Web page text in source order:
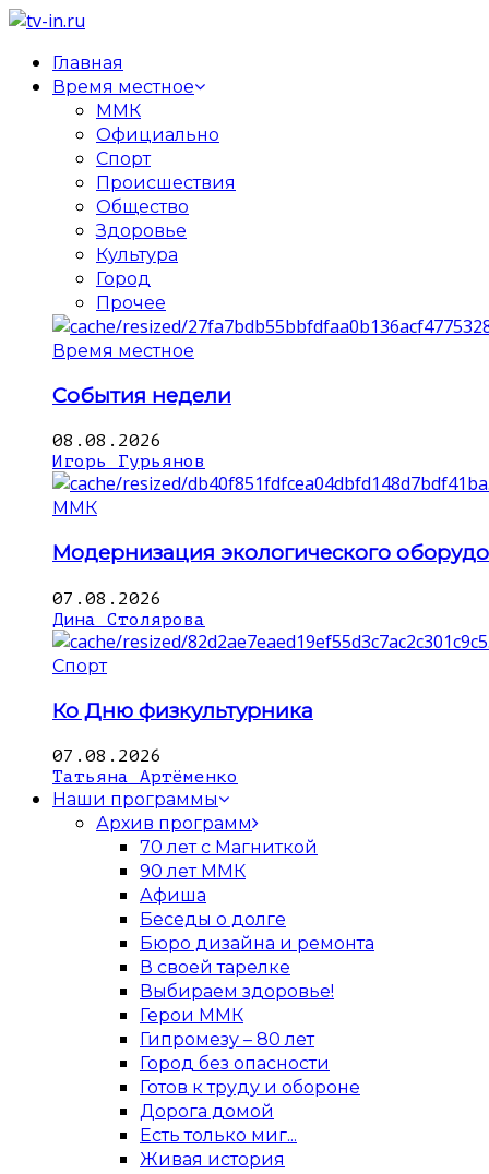
Главная
Время местное
ММК
Официально
Спорт
Происшествия
Общество
Здоровье
Культура
Город
Прочее
Время местное
События недели
08.08.2026
Игорь Гурьянов
ММК
Модернизация экологического
07.08.2026
Дина Столярова
Спорт
Ко Дню физкультурника
07.08.2026
Татьяна Артёменко
Наши программы
Архив программ
70 лет с Магниткой
90 лет ММК
Афиша
Беседы о долге
Бюро дизайна и ремонта
В своей тарелке
Выбираем здоровье!
Герои ММК
Гипромезу – 80 лет
Город без опасности
Готов к труду и обороне
Дорога домой
Есть только миг...
Живая история